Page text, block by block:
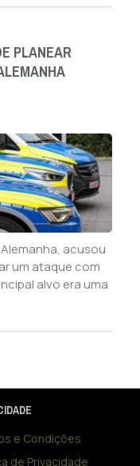
PLANEAR
acusou
um ataque com
alvo era uma
e Condições
de Privacidade